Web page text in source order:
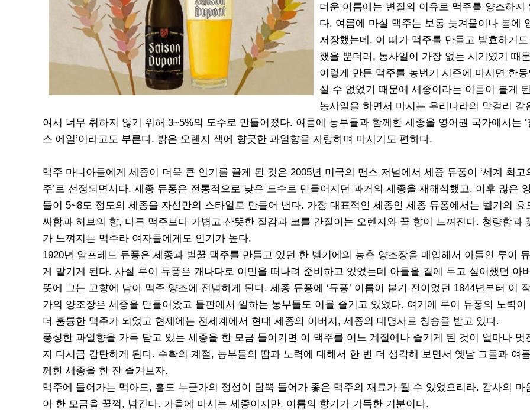
더운 여름에는 변질의 이유로 맥주를 양조하지
다. 여름에 마실 맥주는 보통 늦겨울이나 봄에
저장했는데, 이 때가 맥주를 만들고 발효하기
했을 뿐더러, 농사일이 가장 없는 시기였기 때
이렇게 만든 맥주를 농번기 시즌에 마시면 한
실 수 없었기 때문에 세종이라는 이름이 붙게
농사일을 하면서 마시는 우리나라의 막걸리 같
여서 너무 취하지 않기 위해 3~5%의 도수로 만들어졌다. 여름에 농부들과 함께한 세종을 영어권 국가에서는 ‘
스 에일’이라고도 부른다. 밝은 오렌지 색에 향긋한 과일향을 자랑하며 마시기도 편하다.
맥주 마니아들에게 세종이 더욱 큰 인기를 끌게 된 것은 2005년 미국의 맨스 저널에서 세종 듀퐁이 ‘세계 최고
주’로 선정되면서다. 세종 듀퐁은 전통적으로 낮은 도수로 만들어지던 과거의 세종을 재해석했고, 이후 많은
들이 5~8도 정도의 세종을 자신만의 스타일로 만들어 낸다. 가장 대표적인 세종인 세종 듀퐁에서는 벨기의 효
싸함과 허브의 향, 다른 맥주보다 가볍고 산뜻한 질감과 코를 간질이는 오렌지와 꿀 향이 느껴진다. 청량함과
가 느껴지는 맥주라 여자들에게도 인기가 높다.
1920년 알프레드 듀퐁은 세종과 벌꿀 맥주를 만들고 있던 한 벨기에의 농촌 양조장을 매입해서 아들인 루이
게 맡기게 된다. 사실 루이 듀퐁은 캐나다로 이민을 떠나려 준비하고 있었는데 아들을 곁에 두고 싶어했던 아
뜻에 그는 고향에 남아 맥주 양조에 전념하게 된다. 세종 듀퐁에 ‘듀퐁’ 이름이 붙기 전이었던 1844년부터 이
가의 양조장은 세종을 만들어왔고 들판에서 일하는 농부들도 이를 즐기고 있었다. 여기에 루이 듀퐁의 노력이
더 훌륭한 맥주가 되었고 현재에는 전세계에서 현대 세종의 아버지, 세종의 대명사로 칭송을 받고 있다.
풍성한 과일향을 가득 담고 있는 세종을 한 모금 들이키면 이 맥주를 어느 계절에나 즐기게 된 것이 얼마나 멋
지 다시금 감탄하게 된다. 수확의 계절, 농부들의 땀과 노력에 대해서 한 번 더 생각해 보면서 옛날 그들과 여
께한 세종을 한 잔 즐겨보자.
맥주에 들어가는 맥아도, 홉도 누군가의 정성이 담뿍 들어가 좋은 맥주의 재료가 될 수 있었으리라. 감사의 마
아 한 모금을 꿀꺽, 넘긴다. 가을에 마시는 세종이지만, 여름의 향기가 가득한 기분이다.